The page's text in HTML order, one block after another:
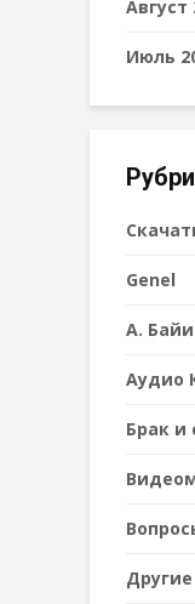
Август
Июль
Genel
А.
Аудио
Брак и